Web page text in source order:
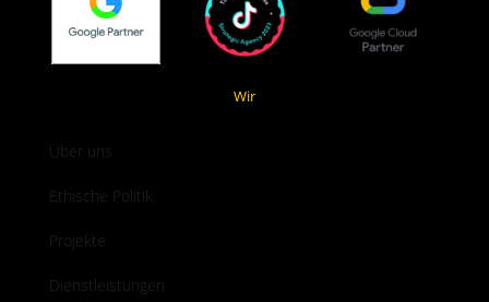
Wir
Über uns
Ethische Politik
Projekte
Dienstleistungen